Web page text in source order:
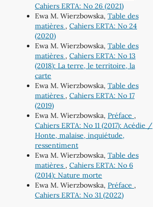
Cahiers ERTA: No 26 (2021)
Ewa M. Wierzbowska, Table des
matières , Cahiers ERTA: No 24
(2020)
Ewa M. Wierzbowska, Table des
matières , Cahiers ERTA: No 13
(2018): La terre, le territoire, la
carte
Ewa M. Wierzbowska, Table des
matières , Cahiers ERTA: No 17
(2019)
Ewa M. Wierzbowska, Préface ,
Cahiers ERTA: No 11 (2017): Acédie /
Honte, malaise, inquiétude,
ressentiment
Ewa M. Wierzbowska, Table des
matières , Cahiers ERTA: No 6
(2014): Nature morte
Ewa M. Wierzbowska, Préface ,
Cahiers ERTA: No 31 (2022)